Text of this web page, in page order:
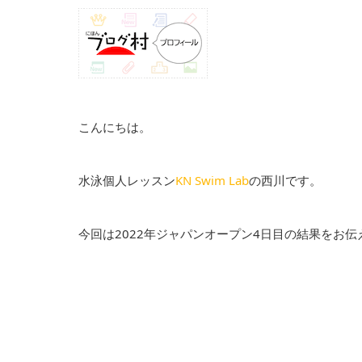
こんにちは。
水泳個人レッスンKN Swim Labの西川です。
今回は2022年ジャパンオープン4日目の結果をお伝